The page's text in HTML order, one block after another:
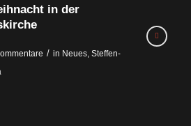
in der
/ in Neues, Steffen-